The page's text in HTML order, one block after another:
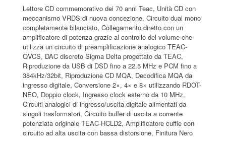
Lettore CD commemorativo dei 70 anni Teac, Unità CD con
meccanismo VRDS di nuova concezione, Circuito dual mono
completamente bilanciato, Collegamento diretto con un
amplificatore di potenza grazie al controllo del volume che
utilizza un circuito di preamplificazione analogico TEAC-
QVCS, DAC discreto Sigma Delta progettato da TEAC,
Riproduzione da USB di DSD fino a 22.5 MHz e PCM fino a
384kHz/32bit, Riproduzione CD MQA, Decodifica MQA da
ingresso digitale, Conversione 2×, 4× e 8× utilizzando RDOT-
NEO, Doppio clock, Ingresso clock esterno da 10 MHz,
Circuiti analogici di ingresso/uscita digitale alimentati da
singoli trasformatori, Circuito buffer di uscita a corrente
potenziata originale TEAC-HCLD2, Amplificatore cuffie con
circuito ad alta uscita con bassa distorsione, Finitura Nero